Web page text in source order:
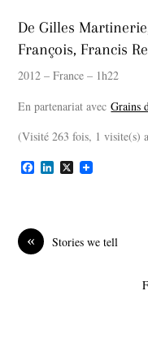
De Gilles
François, Francis
2012 – France – 1h22
En partenariat avecGrains
(Visité 263 fois, 1 visite(s)
F
o
o
k
L
I
X
« Stories we tell